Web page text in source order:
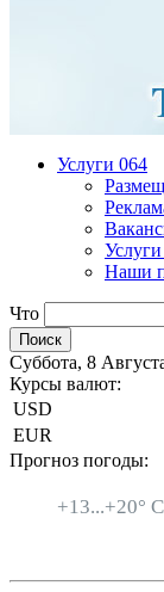
Услуги 064
Наши
Что
Суббота, 8
Курсы валют:
USD
EUR
Прогноз погоды:
+13...+20° C